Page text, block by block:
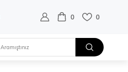
0 0